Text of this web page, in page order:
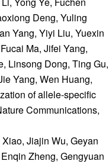
Deng, Yuling
Yang, Yiyi Liu, Yuexin
Ma, Jifei Yang,
Linsong Dong, Ting Gu,
Yang, Wen Huang,
of allele-specific
Communications,
Jiajin Wu, Geyan
Zheng, Gengyuan